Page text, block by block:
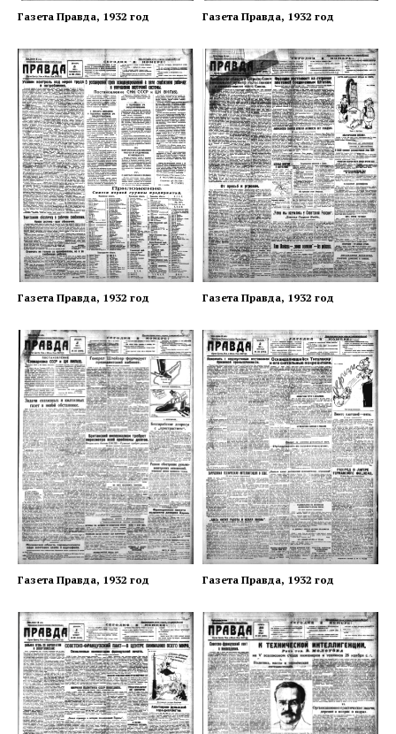
Газета Правда, 1932 год Газета Правда, 1932 год
Газета Правда, 1932 год Газета Правда, 1932 год
Газета Правда, 1932 год Газета Правда, 1932 год